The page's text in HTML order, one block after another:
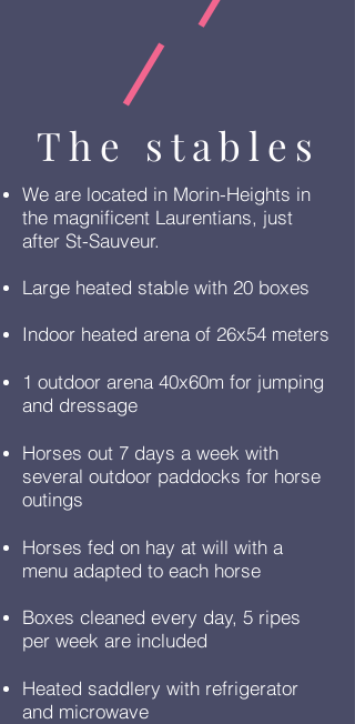
The stables
We are located in Morin-Heights in
the magnificent Laurentians, just
after St-Sauveur.
Large heated stable with 20 boxes
Indoor heated arena of 26x54 meters
1 outdoor arena 40x60m for jumping
and dressage
Horses out 7 days a week with
several outdoor paddocks for horse
outings
Horses fed on hay at will with a
menu adapted to each horse
Boxes cleaned every day, 5 ripes
per week are included
Heated saddlery with refrigerator
and microwave